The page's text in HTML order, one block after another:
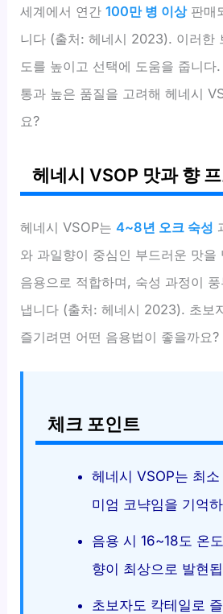
세계에서 연간100만 병 이상판매
니다 (출처: 헤네시 2023). 이러한
도를 높이고 선택에 도움을 줍니다
통과 높은 품질을 고려해 헤네시
요?
헤네시 VSOP 맛과 향
헤네시 VSOP는4~8년 오크 숙성
와 과일향이 중심인 부드러운 맛을
음용으로 적합하며, 숙성 과정이
냅니다 (출처: 헤네시 2023). 초보
즐기려면 어떤 음용법이 좋을까요?
체크 포인트
헤네시 VSOP는 최
미엄 코냑임을 기억
음용 시 16~18도 온
향이 최상으로 발현
초보자도 칵테일로